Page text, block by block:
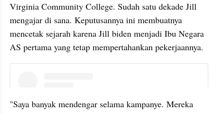
Virginia Community College. Sudah satu dekade Jill
mengajar di sana. Keputusannya ini membuatnya
mencetak sejarah karena Jill biden menjadi Ibu Negara
AS pertama yang tetap mempertahankan pekerjaannya.
"Saya banyak mendengar selama kampanye. Mereka